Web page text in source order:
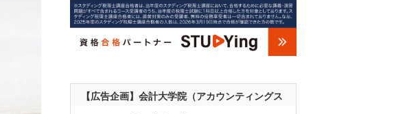
【広告企画】会計大学院（アカウンティングス